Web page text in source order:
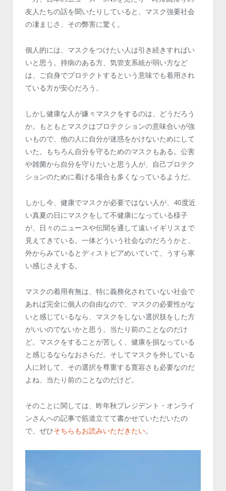
友人たちの話を聞いたりしていると、マスク強要社会
の凄まじさ、その弊害に驚く。
個人的には、マスクをつけたい人は引き続きすればい
いと思う。持病のある方、気管支系統が弱い方など
は、ご自身でプロテクトするという意味でも着用され
ている方が安心だろう。
しかし健康な人が嫌々マスクをするのは、どうだろう
か。もともとマスクはプロテクションの意味合いが強
いもので、他の人に自分が迷惑をかけないためにして
いた。もちろん自分を守るためのマスクもある。公害
や雑菌から自分を守りたいと思う人が、自己プロテク
ションのために着ける場合も多くなっているようだ。
しかし今、健康でマスクが必要ではない人が、40度近
い真夏の日にマスクをして不健康になっている様子
が、日々のニュースや伝聞を通して遠いイギリスまで
見えてきている。一体どういう社会なのだろうかと、
外からみているとディストピアめいていて、うすら寒
い感じさえする。
マスクの着用有無は、特に義務化されていない社会で
あれば完全に個人の自由なので、マスクの必要性がな
いと感じているなら、マスクをしない選択肢をした方
がいいのでないかと思う。当たり前のことなのだけ
ど。マスクをすることが苦しく、健康を損なっている
と感じるならなおさらだ。そしてマスクを外している
人に対して、その選択を尊重する寛容さも必要なのだ
よね、当たり前のことなのだけど。
そのことに関しては、昨年秋プレジデント・オンライ
ンさんへの記事で筋道立てて書かせていただいたの
で、ぜひそちらもお読みいただきたい。